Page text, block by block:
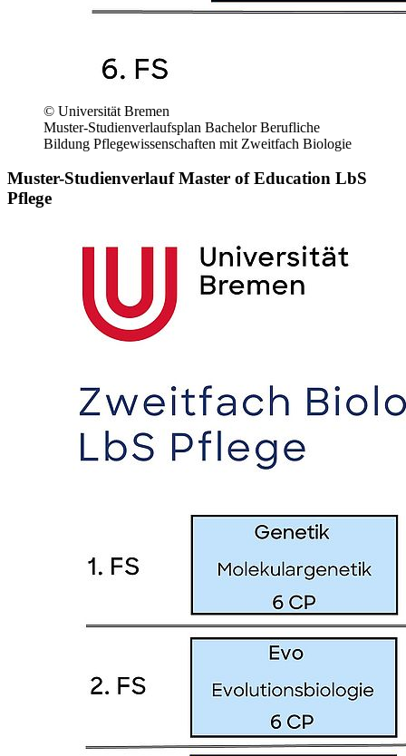
© Universität Bremen
Muster-Studienverlaufsplan Bachelor Berufliche
Bildung Pflegewissenschaften mit Zweitfach Biologie
Muster-Studienverlauf Master of Education LbS
Pflege